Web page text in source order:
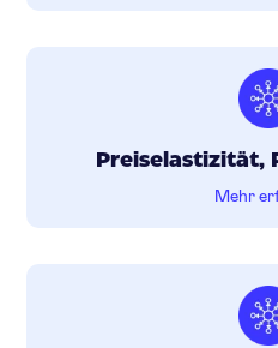
Preiselastizität,
Mehr